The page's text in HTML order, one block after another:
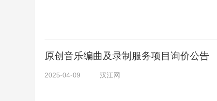
原创音乐编曲及录制服务项目询价公告
2025-04-09 汉江网